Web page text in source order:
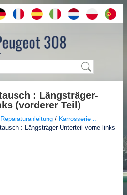
: Längsträger-
(vorderer Teil)
/ Karrosserie ::
: Längsträger-Unterteil vorne links